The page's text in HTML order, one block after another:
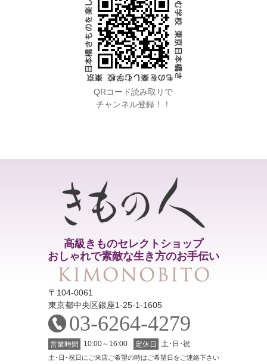
QRコード読み取りで
チャンネル登録！！
高級きものセレクトショップ
おしゃれで素敵な生き方のお手伝い
〒104-0061
東京都中央区銀座1-25-1-1605
03-6264-4279
営業時間 10:00～16:00 定休日 土･日･祝
土･日･祝日にご来店ご希望の時はご希望日をご連絡下さい